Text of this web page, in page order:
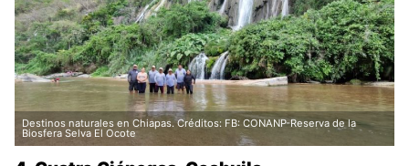
Destinos naturales en Chiapas. Créditos: FB: CONANP-Reserva de la
Biosfera Selva El Ocote